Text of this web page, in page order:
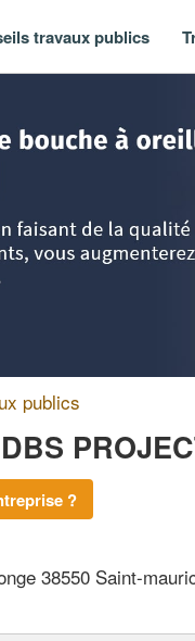
travaux publics
publics
?
38550 Saint-